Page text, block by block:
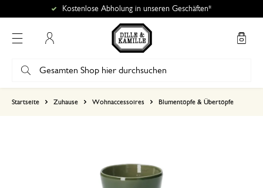
Kostenlose Abholung in unseren Geschäften*
Startseite Zuhause Wohnaccessoires Blumentöpfe & Übertöpfe
1